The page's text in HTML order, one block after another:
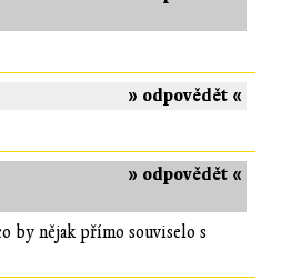
» odpovědět «
» odpovědět «
by nějak přímo souviselo s